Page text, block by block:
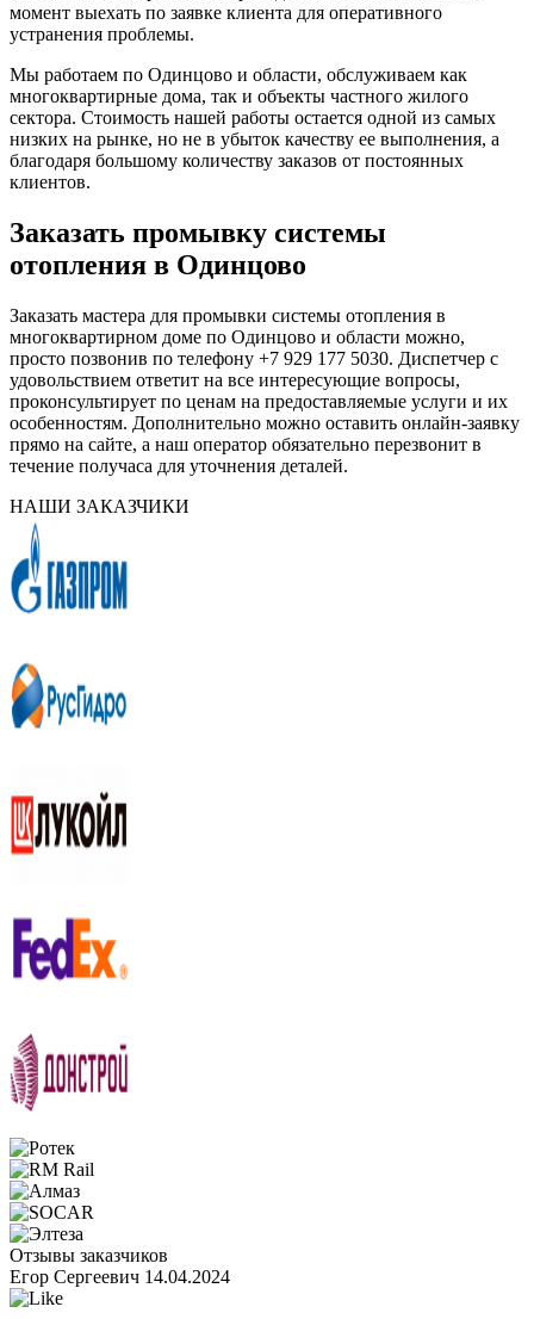
момент выехать по заявке клиента для оперативного
устранения проблемы.
Мы работаем по Одинцово и области, обслуживаем как
многоквартирные дома, так и объекты частного жилого
сектора. Стоимость нашей работы остается одной из самых
низких на рынке, но не в убыток качеству ее выполнения, а
благодаря большому количеству заказов от постоянных
клиентов.
Заказать промывку системы
отопления в Одинцово
Заказать мастера для промывки системы отопления в
многоквартирном доме по Одинцово и области можно,
просто позвонив по телефону +7 929 177 5030. Диспетчер с
удовольствием ответит на все интересующие вопросы,
проконсультирует по ценам на предоставляемые услуги и их
особенностям. Дополнительно можно оставить онлайн-заявку
прямо на сайте, а наш оператор обязательно перезвонит в
течение получаса для уточнения деталей.
НАШИ ЗАКАЗЧИКИ
Отзывы заказчиков
Егор Сергеевич 14.04.2024